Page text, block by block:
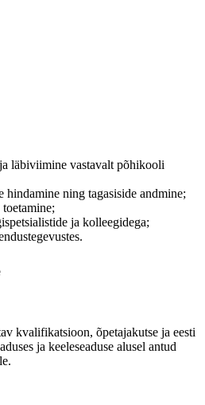
läbiviimine vastavalt põhikooli
hindamine ning tagasiside andmine;
ja kolleegidega;
kvalifikatsioon, õpetajakutse ja eesti
ja keeleseaduse alusel antud